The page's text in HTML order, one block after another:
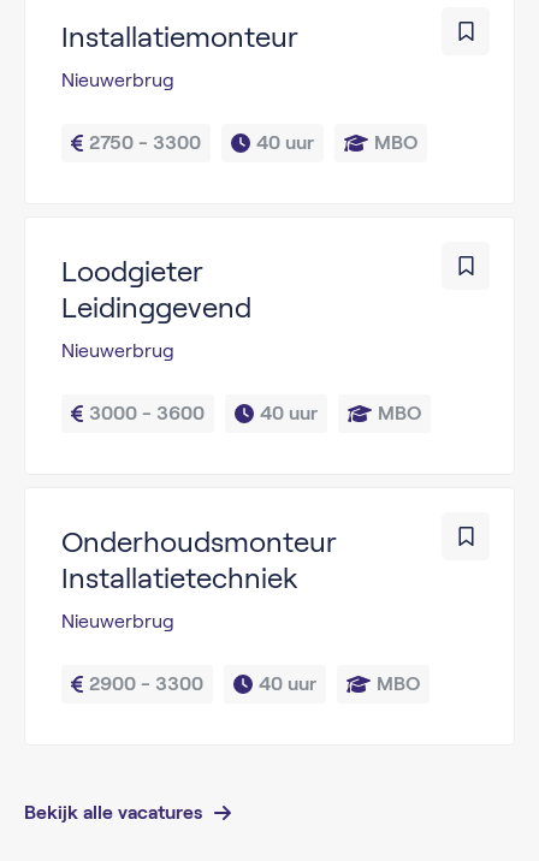
Installatiemonteur
Nieuwerbrug
2750 - 3300 40 uur MBO
Loodgieter
Leidinggevend
Nieuwerbrug
3000 - 3600 40 uur MBO
Onderhoudsmonteur
Installatietechniek
Nieuwerbrug
2900 - 3300 40 uur MBO
Bekijk alle vacatures